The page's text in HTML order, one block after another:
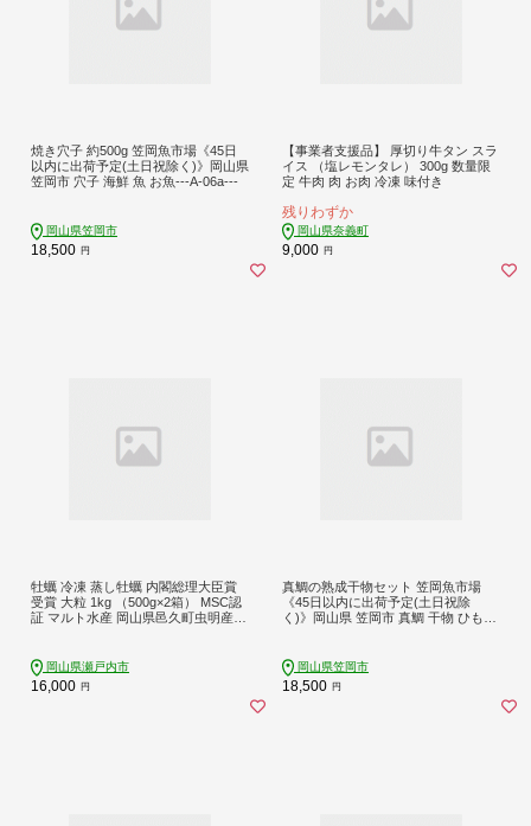
焼き穴子 約500g 笠岡魚市場《45日
以内に出荷予定(土日祝除く)》岡山県
笠岡市 穴子 海鮮 魚 お魚---A-06a---
岡山県笠岡市
18,500 円
【事業者支援品】 厚切り牛タン スラ
イス （塩レモンタレ） 300g 数量限
定 牛肉 肉 お肉 冷凍 味付き
残りわずか
岡山県奈義町
9,000 円
牡蠣 冷凍 蒸し牡蠣 内閣総理大臣賞
受賞 大粒 1kg （500g×2箱） MSC認
証 マルト水産 岡山県邑久町虫明産
岡山県瀬戸内市
16,000 円
真鯛の熟成干物セット 笠岡魚市場
《45日以内に出荷予定(土日祝除
く)》岡山県 笠岡市 真鯛 干物 ひもの
岡山県笠岡市
18,500 円